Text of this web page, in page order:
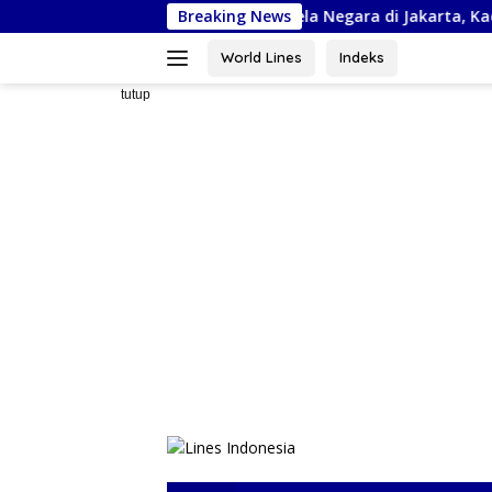
ke
Breaking News
Kejurnas Piala Bela Negara di Jakarta, Kadispora Sulsel Beri
World Lines Indeks
tutup